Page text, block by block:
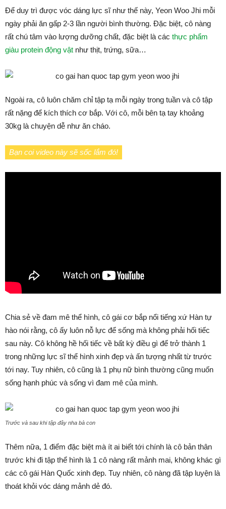
Để duy trì được vóc dáng lực sĩ như thế này, Yeon Woo Jhi mỗi
ngày phải ăn gấp 2-3 lần người bình thường. Đặc biệt, cô nàng
rất chú tâm vào lượng dưỡng chất, đặc biệt là các thực phẩm
giàu protein động vật như thịt, trứng, sữa…
Ngoài ra, cô luôn chăm chỉ tập tạ mỗi ngày trong tuần và cô tập
rất nặng để kích thích cơ bắp. Với cô, mỗi bên tạ tay khoảng
30kg là chuyện dễ như ăn cháo.
Bạn coi video này sẽ sốc lắm đó!
Chia sẻ về đam mê thể hình, cô gái cơ bắp nổi tiếng xứ Hàn tự
hào nói rằng, cô ấy luôn nỗ lực để sống mà không phải hối tiếc
sau này. Cô không hề hối tiếc về bất kỳ điều gì để trở thành 1
trong những lực sĩ thể hình xinh đẹp và ấn tượng nhất từ trước
tới nay. Tuy nhiên, cô cũng là 1 phụ nữ bình thường cũng muốn
sống hạnh phúc và sống vì đam mê của mình.
Trước và sau khi tập đây nha bà con
Thêm nữa, 1 điểm đặc biệt mà ít ai biết tới chính là cô bản thân
trước khi đi tập thể hình là 1 cô nàng rất mảnh mai, không khác gì
các cô gái Hàn Quốc xinh đẹp. Tuy nhiên, cô nàng đã tập luyện là
thoát khỏi vóc dáng mảnh dẻ đó.